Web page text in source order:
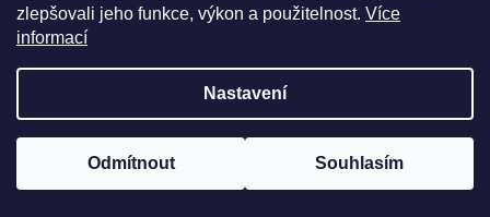
zlepšovali jeho funkce, výkon a použitelnost. Více
informací
Nastavení
Odmítnout Souhlasím
RAL 7039 (Křemenná šedá)
RAL 7040 (Okenní šedá)